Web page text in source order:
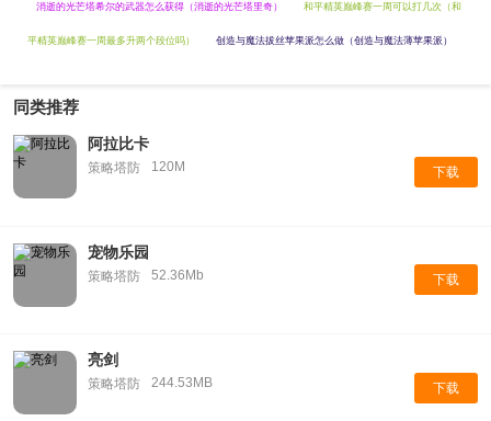
消逝的光芒塔希尔的武器怎么获得（消逝的光芒塔里奇） 和平精英巅峰赛一周可以打几次（和
平精英巅峰赛一周最多升两个段位吗） 创造与魔法拔丝苹果派怎么做（创造与魔法薄苹果派）
同类推荐
阿拉比卡
策略塔防 120M 下载
宠物乐园
策略塔防 52.36Mb 下载
亮剑
策略塔防 244.53MB 下载